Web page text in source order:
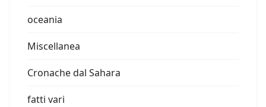
oceania
Miscellanea
Cronache dal Sahara
fatti vari